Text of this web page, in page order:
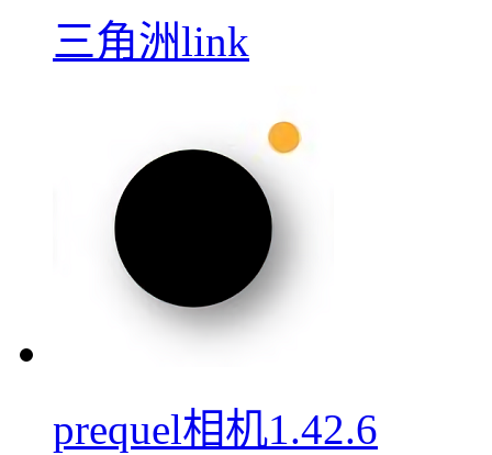
三角洲link
prequel相机1.42.6